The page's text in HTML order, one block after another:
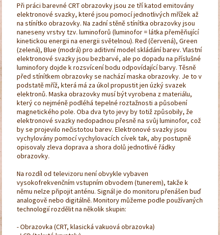
Při práci barevné CRT obrazovky jsou ze tří katod emitovány
elektronové svazky, které jsou pomocí jednotlivých mřížek až
na stínítko obrazovky. Na zadní stěně stínítka obrazovky jsou
naneseny vrstvy tzv. luminoforů (luminofor = látka přeměňující
kinetickou energii na energii světelnou). Red (červená), Green
(zelená), Blue (modrá) pro aditivní model skládání barev. Vlastní
elektronové svazky jsou bezbarvé, ale po dopadu na příslušné
luminofory dojde k rozsvícení bodu odpovídající barvy. Těsně
před stínítkem obrazovky se nachází maska obrazovky. Je to v
podstatě mříž, která má za úkol propustit jen úzký svazek
elektronů. Maska obrazovky musí být vyrobena z materiálu,
který co nejméně podléhá tepelné roztažnosti a působení
magnetického pole. Oba dva tyto jevy by totiž způsobily, že
elektronové svazky nedopadnou přesně na svůj luminofor, což
by se projevilo nečistotou barev. Elektronové svazky jsou
vychylovány pomocí vychylovacích cívek tak, aby postupně
opisovaly zleva doprava a shora dolů jednotlivé řádky
obrazovky.
Na rozdíl od televizoru není obvykle vybaven
vysokofrekvenčním vstupním obvodem (tunerem), takže k
němu nelze připojit anténu. Signál je do monitoru přenášen buď
analogově nebo digitálně. Monitory můžeme podle používaných
technologií rozdělit na několik skupin:
- Obrazovka (CRT, klasická vakuová obrazovka)